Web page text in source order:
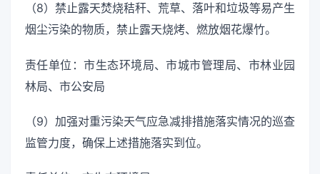
（8）禁止露天焚烧秸秆、荒草、落叶和垃圾等易产生
烟尘污染的物质，禁止露天烧烤、燃放烟花爆竹。
责任单位：市生态环境局、市城市管理局、市林业园
林局、市公安局
（9）加强对重污染天气应急减排措施落实情况的巡查
监管力度，确保上述措施落实到位。